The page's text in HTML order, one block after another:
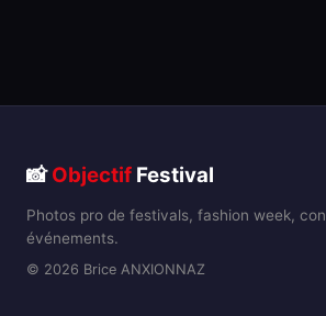
📸Objectif Festival
Photos pro de festivals, fashion week,
événements.
© 2026 Brice ANXIONNAZ